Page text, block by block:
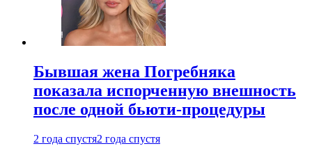
Бывшая жена Погребняка
показала испорченную внешность
после одной бьюти-процедуры
2 года спустя2 года спустя